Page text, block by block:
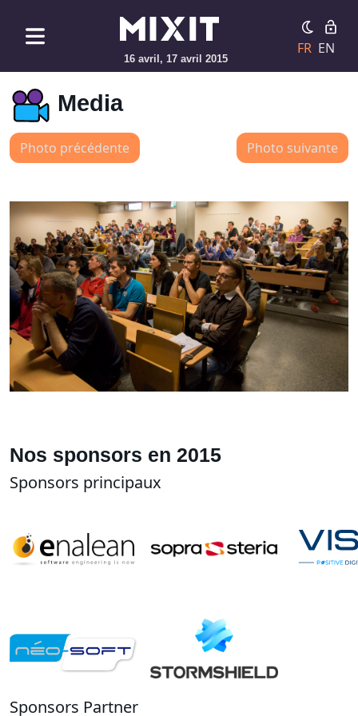
16 avril, 17 avril 2015
FR EN
Media
Photo précédente Photo suivante
Nos sponsors en 2015
Sponsors principaux
Sponsors Partner